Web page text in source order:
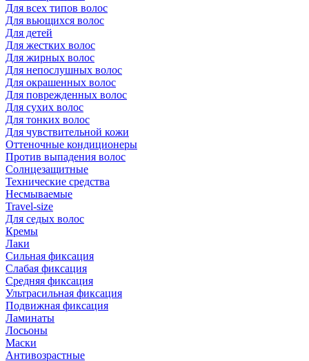
Для всех типов волос
Для вьющихся волос
Для детей
Для жестких волос
Для жирных волос
Для непослушных волос
Для окрашенных волос
Для поврежденных волос
Для сухих волос
Для тонких волос
Для чувствительной кожи
Оттеночные кондиционеры
Против выпадения волос
Солнцезащитные
Технические средства
Несмываемые
Travel-size
Для седых волос
Кремы
Лаки
Сильная фиксация
Слабая фиксация
Средняя фиксация
Ультрасильная фиксация
Подвижная фиксация
Ламинаты
Лосьоны
Маски
Антивозрастные